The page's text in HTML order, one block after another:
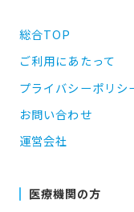
総合TOP
ご利用にあたって
プライバシーポリシ
お問い合わせ
運営会社
医療機関の方